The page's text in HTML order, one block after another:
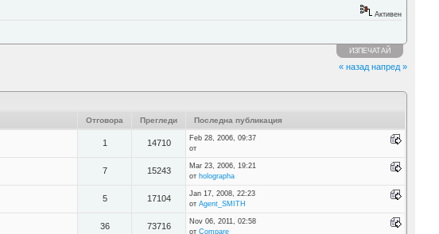
Активен
ИЗПЕЧАТАЙ
« назад напред »
Отговора Прегледи Последна публикация
1 14710
Feb 28, 2006, 09:37
от
7 15243
Mar 23, 2006, 19:21
от holographa
5 17104
Jan 17, 2008, 22:23
от Agent_SMITH
36 73716
Nov 06, 2011, 02:58
от Compare